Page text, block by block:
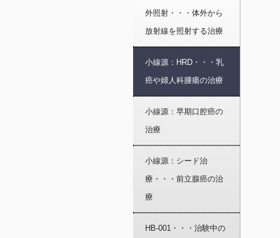
外照射・・・体外から
放射線を照射する治療
小線源：HRD・・・乳
癌や婦人科腫瘍の治療
小線源：早期口腔癌の
治療
小線源：シード治
療・・・前立腺癌の治
療
HB-001・・・治験中の